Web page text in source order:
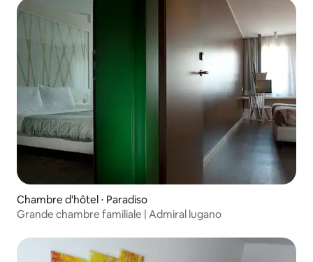
Chambre d'hôtel ⋅ Paradiso
Grande chambre familiale | Admiral lugano